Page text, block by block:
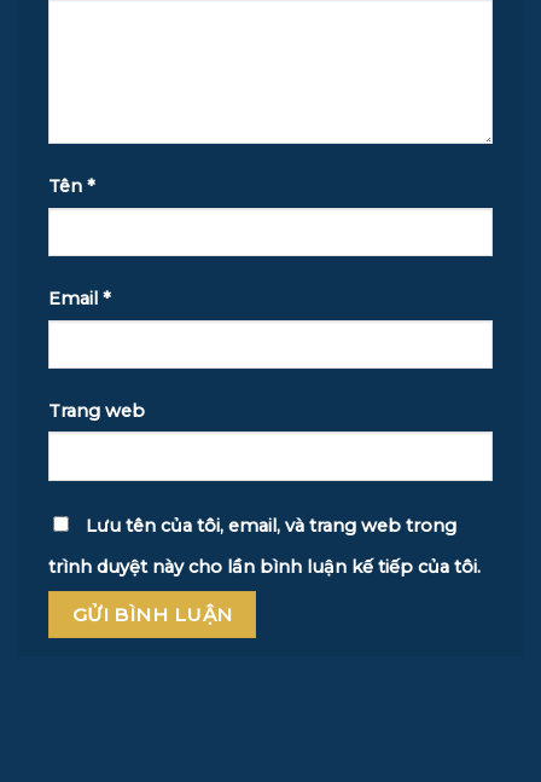
Tên *
Email *
Trang web
Lưu tên của tôi, email, và trang web trong
trình duyệt này cho lần bình luận kế tiếp của tôi.